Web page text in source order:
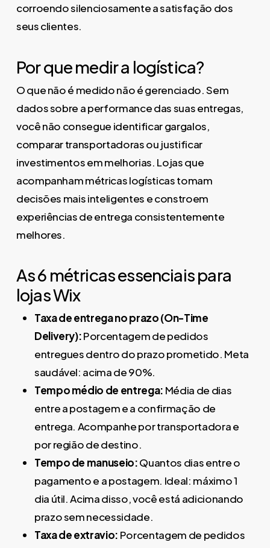
corroendo silenciosamente a satisfação dos
seus clientes.
Por que medir a logística?
O que não é medido não é gerenciado. Sem
dados sobre a performance das suas entregas,
você não consegue identificar gargalos,
comparar transportadoras ou justificar
investimentos em melhorias. Lojas que
acompanham métricas logísticas tomam
decisões mais inteligentes e constroem
experiências de entrega consistentemente
melhores.
As 6 métricas essenciais para
lojas Wix
Taxa de entrega no prazo (On-Time
Delivery):Porcentagem de pedidos
entregues dentro do prazo prometido. Meta
saudável: acima de 90%.
Tempo médio de entrega: Média de dias
entre a postagem e a confirmação de
entrega. Acompanhe por transportadora e
por região de destino.
Tempo de manuseio:Quantos dias entre o
pagamento e a postagem. Ideal: máximo 1
dia útil. Acima disso, você está adicionando
prazo sem necessidade.
Taxa de extravio: Porcentagem de pedidos